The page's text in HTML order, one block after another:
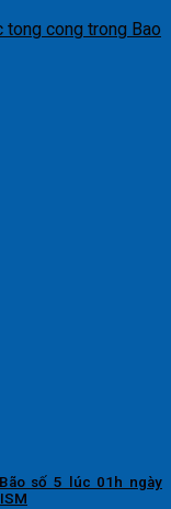
tong cong trong Bao
số 5 lúc 01h ngày